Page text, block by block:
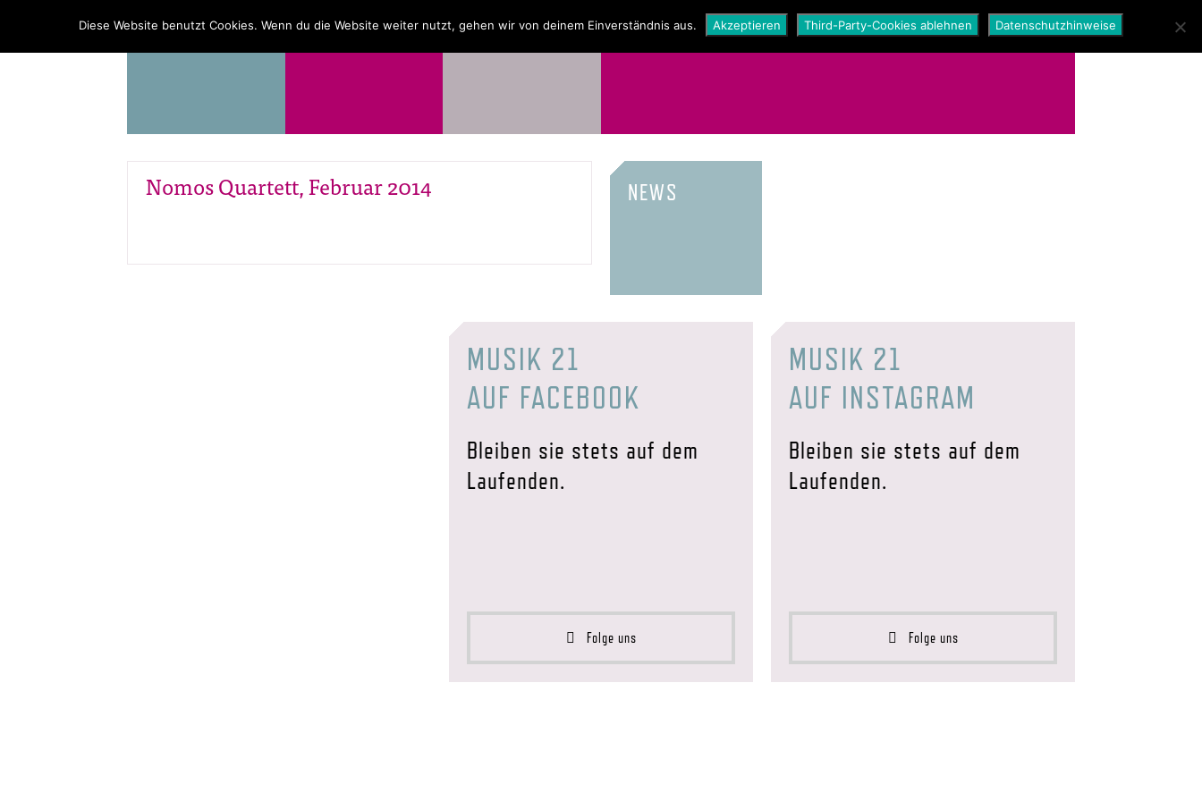
PROGRAMM ÜBER UNS NEWS SHOP
Nomos Quartett, Februar 2014 NEWS
MUSIK 21
AUF FACEBOOK
Bleiben sie stets auf dem
Laufenden.
Folge uns
MUSIK 21
AUF INSTAGRAM
Bleiben sie stets auf dem
Laufenden.
Folge uns
Diese Website benutzt Cookies. Wenn du die Website weiter nutzt, gehen wir von deinem Einverständnis aus. Akzeptieren Third-Party-Cookies ablehnen Datenschutzhinweise